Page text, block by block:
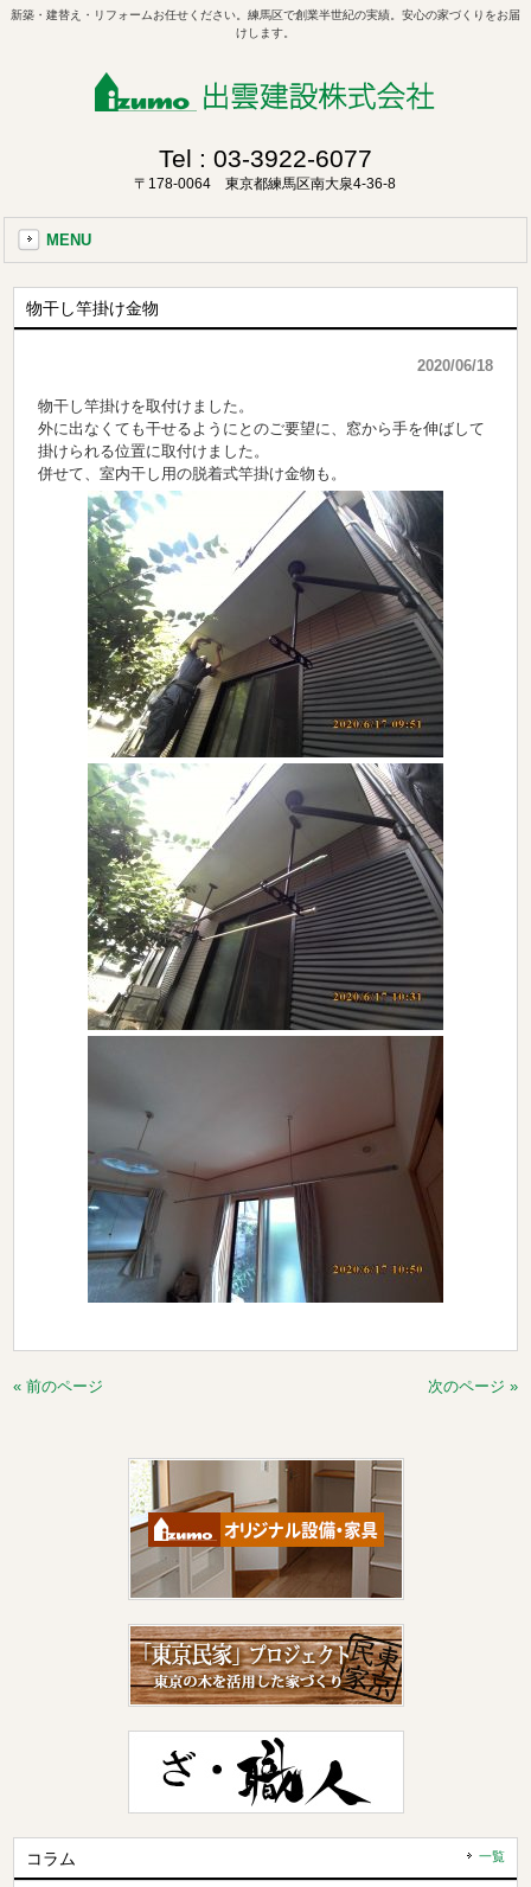
新築・建替え・リフォームお任せください。練馬区で創業半世紀の実績。安心の家づくりをお届
けします。
Tel : 03-3922-6077
〒178-0064 東京都練馬区南大泉4-36-8
MENU
物干し竿掛け金物
2020/06/18
物干し竿掛けを取付けました。
外に出なくても干せるようにとのご要望に、窓から手を伸ばして
掛けられる位置に取付けました。
併せて、室内干し用の脱着式竿掛け金物も。
« 前のページ 次のページ »
コラム 一覧